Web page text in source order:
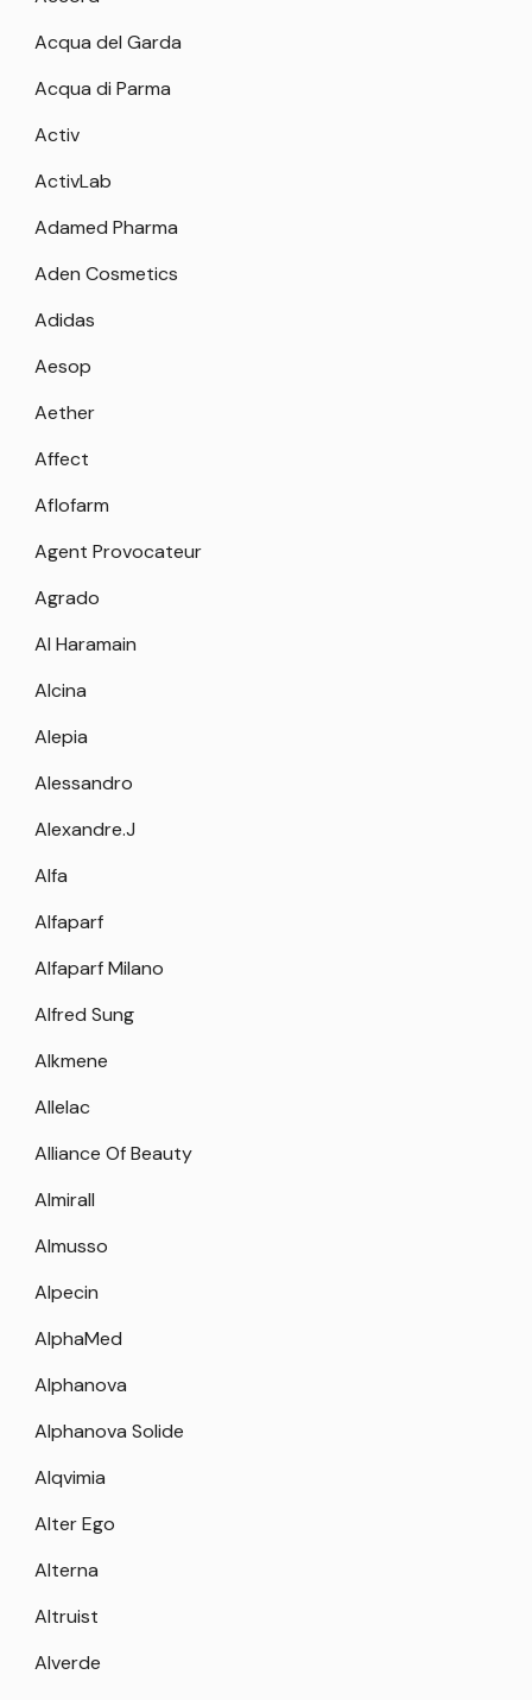
Acqua del Garda
Acqua di Parma
Activ
ActivLab
Adamed Pharma
Aden Cosmetics
Adidas
Aesop
Aether
Affect
Aflofarm
Agent Provocateur
Agrado
Al Haramain
Alcina
Alepia
Alessandro
Alexandre.J
Alfa
Alfaparf
Alfaparf Milano
Alfred Sung
Alkmene
Allelac
Alliance Of Beauty
Almirall
Almusso
Alpecin
AlphaMed
Alphanova
Alphanova Solide
Alqvimia
Alter Ego
Alterna
Altruist
Alverde